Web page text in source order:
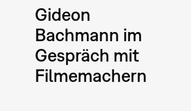
Gideon
Bachmann im
Gespräch mit
Filmemachern